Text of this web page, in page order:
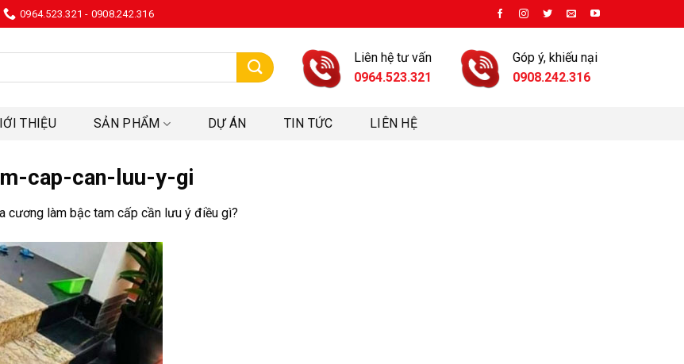
0964.523.321 - 0908.242.316
Liên hệ tư vấn
0964.523.321
Góp ý, khiếu nại
0908.242.316
THIỆU SẢN PHẨM DỰ ÁN TIN TỨC LIÊN HỆ
cap-can-luu-y-gi
cương làm bậc tam cấp cần lưu ý điều gì?